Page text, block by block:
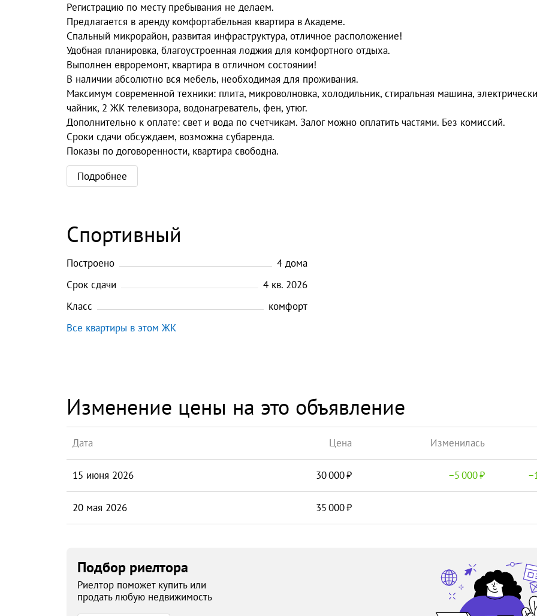
Регистрацию по месту пребывания не делаем.
Предлагается в аренду комфортабельная квартира в Академе.
Спальный микрорайон, развитая инфраструктура, отличное расположение!
Удобная планировка, благоустроенная лоджия для комфортного отдыха.
Выполнен евроремонт, квартира в отличном состоянии!
В наличии абсолютно вся мебель, необходимая для проживания.
Максимум современной техники: плита, микроволновка, холодильник, стиральная машина,
чайник, 2 ЖК телевизора, водонагреватель, фен, утюг.
Дополнительно к оплате: свет и вода по счетчикам. Залог можно оплатить частями. Без комиссий.
Сроки сдачи обсуждаем, возможна субаренда.
Показы по договоренности, квартира свободна.
Подробнее
Спортивный
Построено 4 дома
Срок сдачи
4 кв. 2026
Класс
комфорт
Все квартиры в этом ЖК
Изменение цены на это объявление
Дата Цена Изменилась
15 июня 2026 30 000 −5 000 −
20 мая 2026 35 000
Подбор риелтора
Риелтор поможет купить или
продать любую недвижимость